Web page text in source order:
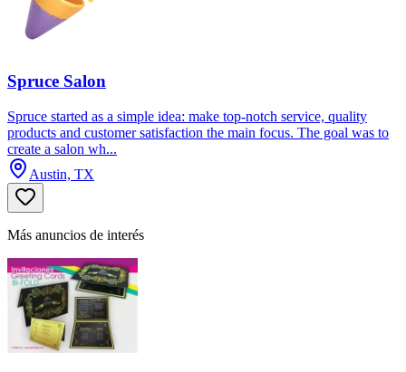
Spruce Salon
Spruce started as a simple idea: make top-notch service, quality
products and customer satisfaction the main focus. The goal was to
create a salon wh...
Austin, TX
Más anuncios de interés